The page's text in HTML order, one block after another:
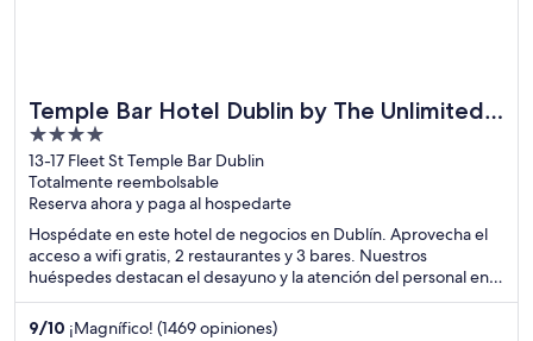
Temple Bar Hotel Dublin by The Unlimited
Collection
4
out
of
5
13-17 Fleet St Temple Bar Dublin
Totalmente reembolsable
Reserva ahora y paga al hospedarte
Hospédate en este hotel de negocios en Dublín. Aprovecha el
acceso a wifi gratis, 2 restaurantes y 3 bares. Nuestros
huéspedes destacan el desayuno y la atención del personal en
sus opiniones. Estarás muy cerca de atracciones como Grafton
Street y O'Connell Street.
9/10 ¡Magnífico! (1469 opiniones)